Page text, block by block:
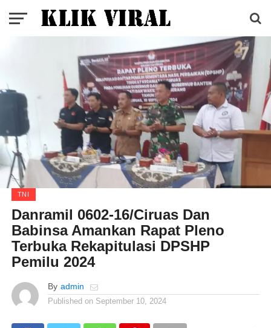
TNI
Danramil 0602-16/Ciruas Dan
Babinsa Amankan Rapat Pleno
Terbuka Rekapitulasi DPSHP
Pemilu 2024
By admin
Published on September 10, 2024